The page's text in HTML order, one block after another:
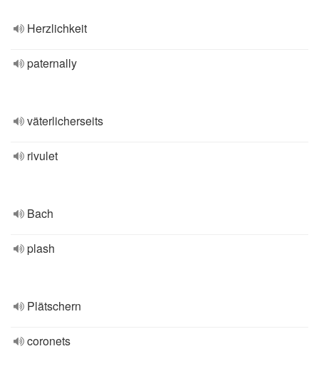
Herzlichkeit
paternally
väterlicherseits
rivulet
Bach
plash
Plätschern
coronets